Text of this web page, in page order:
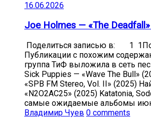
16.06.2026
Joe Holmes — «The
Поделиться записью в: 1
Публикации с похожим
группа ТиФ выложила в сеть
Sick Puppies — «Wave The Bull»
«SPB FM Stereo, Vol. II» (2025)
«N2O2AC25» (2025) Katatonia,
самые ожидаемые альбомы
Владимир Чуев 0 comments